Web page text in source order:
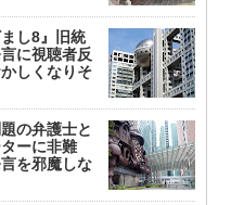
し8』旧統
に視聴者反
しくなりそ
の弁護士と
ーに非難
を邪魔しな